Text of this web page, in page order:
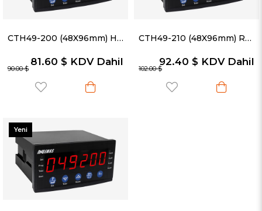
CTH49-200 (48X96mm) Hız Ölçüm ve Miktar Sayma Cihazı
81.60 $ KDV Dahil
90.00 $
CTH49-210 (48X96mm) RS-485 Modbus Haberleşmeli Hız Ölçüm ve Miktar Sayma Cihazı
92.40 $ KDV Dahil
102.00 $
Yeni
Ürün